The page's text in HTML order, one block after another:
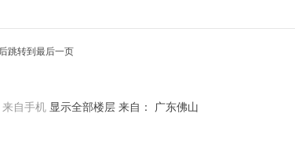
跳转到最后一页
来自手机 显示全部楼层 来自： 广东佛山